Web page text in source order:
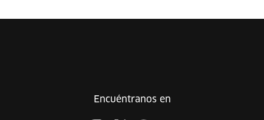
Encuéntranos en